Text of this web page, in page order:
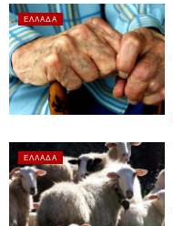
ΕΛΛΆΔΑ
ΕΛΛΆΔΑ